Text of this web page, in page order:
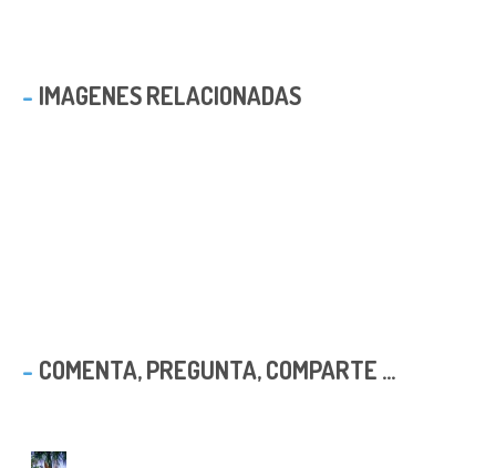
IMAGENES RELACIONADAS
COMENTA, PREGUNTA, COMPARTE ...